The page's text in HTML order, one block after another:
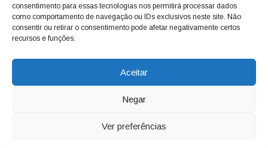
consentimento para essas tecnologias nos permitirá processar dados
como comportamento de navegação ou IDs exclusivos neste site. Não
consentir ou retirar o consentimento pode afetar negativamente certos
recursos e funções.
Aceitar
Negar
Ver preferências
deixamos de lado as necessidades do cidadão, sempre
questionando os órgãos públicos em busca de melhorias
para a cidade e sempre cobrando resoluções para casos
adm@jtv.com.br
(19) 3929-6225